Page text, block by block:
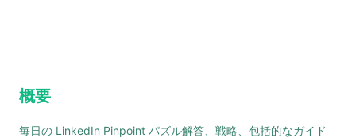
概要
毎日の LinkedIn Pinpoint パズル解答、戦略、包括的なガイド